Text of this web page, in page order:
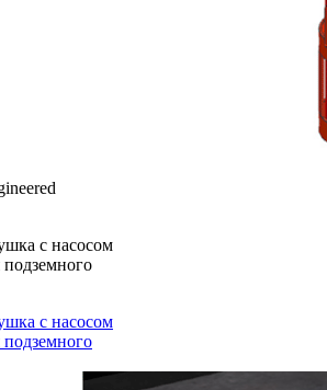
с насосом
подземного
с насосом
подземного